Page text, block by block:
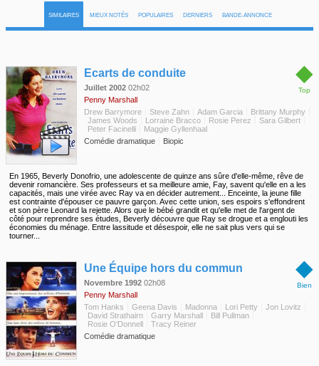
SIMILAIRES MIEUX NOTÉS POPULAIRES DERNIERS BANDE-ANNONCE
◆
Top
Ecarts de conduite
Juillet 2002 02h02
Penny Marshall
Drew Barrymore
Steve Zahn Adam Garcia
Brittany Murphy
James Woods
Lorraine Bracco Rosie Perez
Sara Gilbert
Peter Facinelli
Maggie Gyllenhaal
Comédie dramatique
Biopic
En 1965, Beverly Donofrio, une adolescente de quinze ans sûre d'elle-même, rêve de
devenir romancière. Ses professeurs et sa meilleure amie, Fay, savent qu'elle en a les
capacités, mais une virée avec Ray va en décider autrement... Enceinte, la jeune fille
est contrainte d'épouser ce pauvre garçon. Avec cette union, ses espoirs s'effondrent
et son père Leonard la rejette. Alors que le bébé grandit et qu'elle met de l'argent de
côté pour reprendre ses études, Beverly découvre que Ray se drogue et a englouti les
économies du ménage. Entre lassitude et désespoir, elle ne sait plus vers qui se
tourner...
◆
Bien
Une Équipe hors du commun
Novembre 1992 02h08
Penny Marshall
Tom Hanks
Geena Davis Madonna Lori Petty
Jon Lovitz
David Strathairn
Garry Marshall
Bill Pullman
Rosie O'Donnell
Tracy Reiner
Comédie dramatique